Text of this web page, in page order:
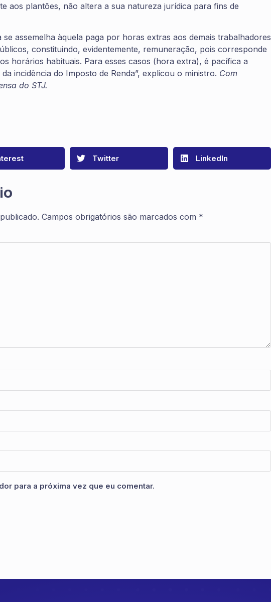
aos plantões, não altera a sua natureza jurídica para fins de
se assemelha àquela paga por horas extras aos demais trabalhadores
constituindo, evidentemente, remuneração, pois corresponde
horários habituais. Para esses casos (hora extra), é pacífica a
incidência do Imposto de Renda”, explicou o ministro. Com
do STJ.
Twitter LinkedIn
Campos obrigatórios são marcados com *
para a próxima vez que eu comentar.